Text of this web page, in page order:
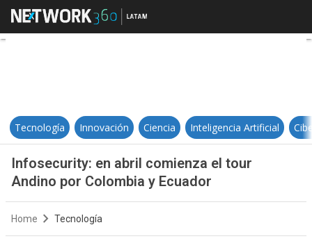
Infosecurity: en abril comienza
Tecnología Innovación Ciencia Inteligencia Artificial
Infosecurity: en abril comienza el tour
Andino por Colombia y Ecuador
Home Tecnología